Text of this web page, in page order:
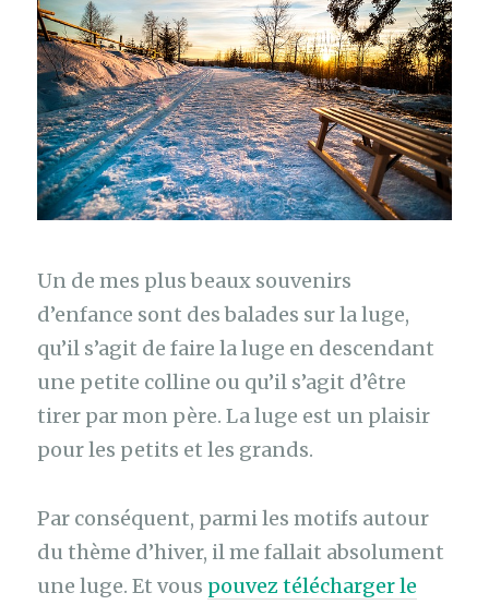
Un de mes plus beaux souvenirs
d’enfance sont des balades sur la luge,
qu’il s’agit de faire la luge en descendant
une petite colline ou qu’il s’agit d’être
tirer par mon père. La luge est un plaisir
pour les petits et les grands.
Par conséquent, parmi les motifs autour
du thème d’hiver, il me fallait absolument
une luge. Et vous pouvez télécharger le